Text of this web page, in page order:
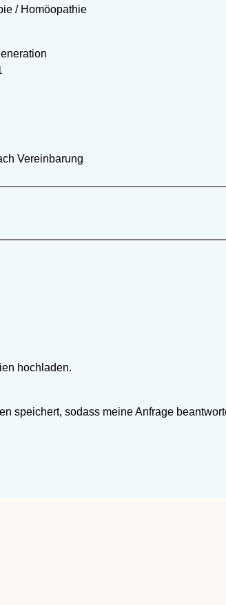
/ Homöopathie
Vereinbarung
hochladen.
speichert, sodass meine Anfrage